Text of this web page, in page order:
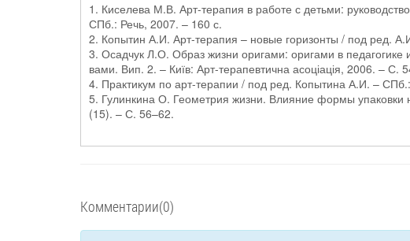
1. Киселева М.В. Арт-терапия в работе с детьми:
СПб.: Речь, 2007. – 160 с.
2. Копытин А.И. Арт-терапия – новые горизонты / под ред.
3. Осадчук Л.О. Образ жизни оригами: оригами в педагогике
вами. Вип. 2. – Київ: Арт-терапевтична асоціація, 2006. – С.
4. Практикум по арт-терапии / под ред. Копытина А.И. –
5. Гулинкина О. Геометрия жизни. Влияние формы упаковки
(15). – С. 56–62.
Комментарии(0)